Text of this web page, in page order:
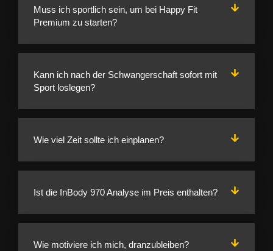
Muss ich sportlich sein, um bei Happy Fit
Premium zu starten?
Kann ich nach der Schwangerschaft sofort mit
Sport loslegen?
Wie viel Zeit sollte ich einplanen?
Ist die InBody 970 Analyse im Preis enthalten?
Wie motiviere ich mich, dranzubleiben?